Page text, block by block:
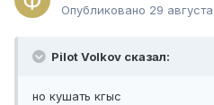
Опубликовано 29
Pilot Volkov сказал:
но кушать кгыс